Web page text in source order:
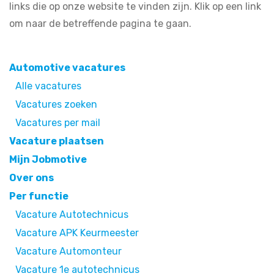
links die op onze website te vinden zijn. Klik op een link
om naar de betreffende pagina te gaan.
Automotive vacatures
Alle vacatures
Vacatures zoeken
Vacatures per mail
Vacature plaatsen
Mijn Jobmotive
Over ons
Per functie
Vacature Autotechnicus
Vacature APK Keurmeester
Vacature Automonteur
Vacature 1e autotechnicus